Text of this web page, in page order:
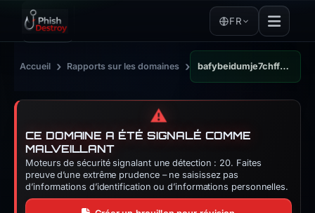
FR
Accueil › Rapports sur les domaines › bafybeidumje7chffoznwpxhlkvbxzigm24d6g4ojc56i2w45uyh2fx63i4.ipfs.dweb.link
⚠️
CE DOMAINE A ÉTÉ SIGNALÉ COMME
MALVEILLANT
Moteurs de sécurité signalant une détection : 20. Faites
preuve d’une extrême prudence – ne saisissez pas
d’informations d’identification ou d’informations personnelles.